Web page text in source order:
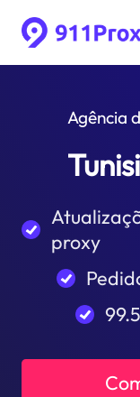
Agência
proxy